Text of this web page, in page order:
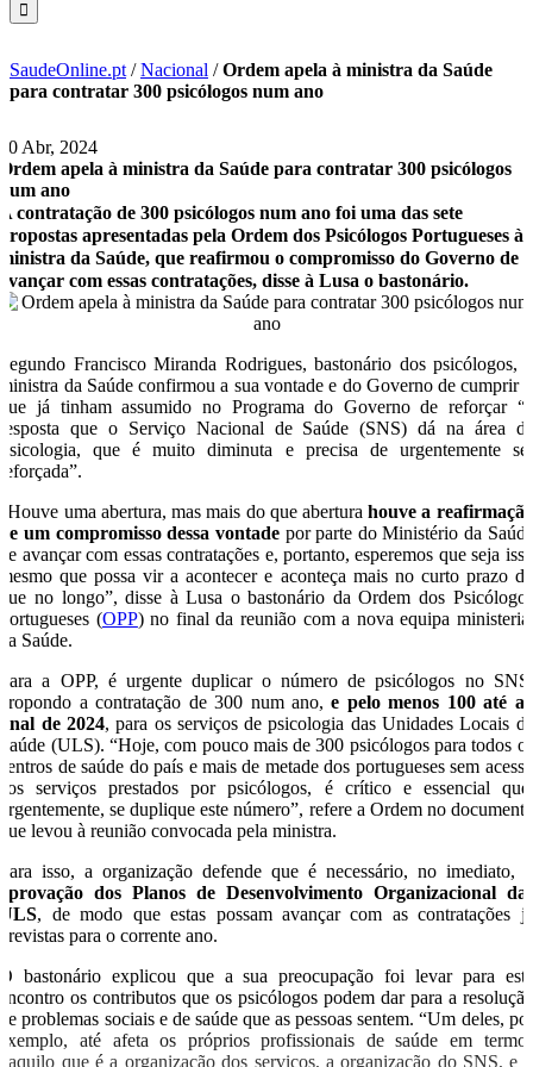
SaudeOnline.pt /Nacional /Ordem apela à ministra da Saúde
para contratar 300 psicólogos num ano
30 Abr, 2024
Ordem apela à ministra da Saúde para contratar 300 psicólogos
num ano
A contratação de 300 psicólogos num ano foi uma das sete
propostas apresentadas pela Ordem dos Psicólogos Portugueses à
ministra da Saúde, que reafirmou o compromisso do Governo de
avançar com essas contratações, disse à Lusa o bastonário.
Segundo Francisco Miranda Rodrigues, bastonário dos psicólogos, a
ministra da Saúde confirmou a sua vontade e do Governo de cumprir o
que já tinham assumido no Programa do Governo de reforçar “a
resposta que o Serviço Nacional de Saúde (SNS) dá na área da
Psicologia, que é muito diminuta e precisa de urgentemente ser
reforçada”.
“Houve uma abertura, mas mais do que aberturahouve a reafirmação
de um compromisso dessa vontadepor parte do Ministério da Saúde
de avançar com essas contratações e, portanto, esperemos que seja isso
mesmo que possa vir a acontecer e aconteça mais no curto prazo do
que no longo”, disse à Lusa o bastonário da Ordem dos Psicólogos
Portugueses (OPP) no final da reunião com a nova equipa ministerial
da Saúde.
Para a OPP, é urgente duplicar o número de psicólogos no SNS,
propondo a contratação de 300 num ano,e pelo menos 100 até ao
final de 2024, para os serviços de psicologia das Unidades Locais de
Saúde (ULS). “Hoje, com pouco mais de 300 psicólogos para todos os
centros de saúde do país e mais de metade dos portugueses sem acesso
aos serviços prestados por psicólogos, é crítico e essencial que,
urgentemente, se duplique este número”, refere a Ordem no documento
que levou à reunião convocada pela ministra.
Para isso, a organização defende que é necessário, no imediato,
aprovação dos Planos de Desenvolvimento Organizacional das
ULS, de modo que estas possam avançar com as contratações já
previstas para o corrente ano.
O bastonário explicou que a sua preocupação foi levar para este
encontro os contributos que os psicólogos podem dar para a resolução
de problemas sociais e de saúde que as pessoas sentem. “Um deles, por
exemplo, até afeta os próprios profissionais de saúde em termos
daquilo que é a organização dos serviços, a organização do SNS, e o